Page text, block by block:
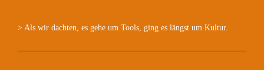
> Als wir dachten, es gehe um Tools, ging es längst um Kultur.